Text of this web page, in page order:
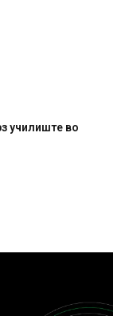
училиште во